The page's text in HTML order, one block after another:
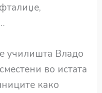
училишта Владо
во истата
како